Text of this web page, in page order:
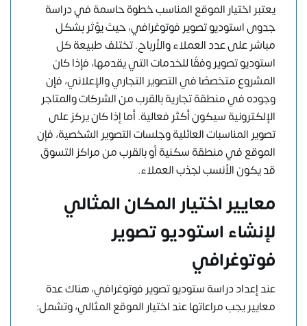
يعتبر اختيار الموقع المناسب خطوة حاسمة في دراسة
جدوى استوديو تصوير فوتوغرافي، حيث يؤثر بشكل
مباشر على عدد العملاء والأرباح. تختلف طبيعة كل
استوديو تصوير وفقًا للخدمات التي يقدمها، فإذا كان
المشروع متخصصًا في التصوير التجاري والإعلاني، فإن
وجوده في منطقة تجارية بالقرب من الشركات والمتاجر
الإلكترونية سيكون أكثر فعالية. أما إذا كان يركز على
تصوير المناسبات العائلية وجلسات التصوير الشخصية، فإن
الموقع في منطقة سكنية أو بالقرب من مراكز التسوق
قد يكون الأنسب لجذب العملاء.
معايير اختيار المكان المثالي
لإنشاء استوديو تصوير
فوتوغرافي
عند إعداد دراسة ستوديو تصوير فوتوغرافي، هناك عدة
معايير يجب مراعاتها عند اختيار الموقع المثالي، وتشمل: